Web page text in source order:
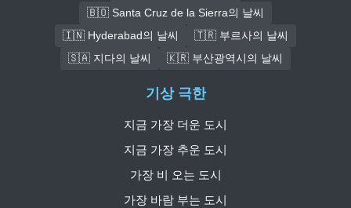
🇧🇴 Santa Cruz de la Sierra의 날씨
🇮🇳 Hyderabad의 날씨
🇹🇷 부르사의 날씨
🇸🇦 지다의 날씨
🇰🇷 부산광역시의 날씨
기상 극한
지금 가장 더운 도시
지금 가장 추운 도시
가장 비 오는 도시
가장 바람 부는 도시